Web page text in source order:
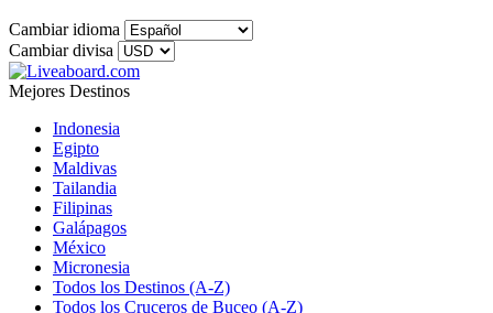
Cambiar idioma
Cambiar divisa
Mejores Destinos
Indonesia
Egipto
Maldivas
Tailandia
Filipinas
Galápagos
México
Micronesia
Todos los Destinos (A-Z)
Todos los Cruceros de Buceo (A-Z)